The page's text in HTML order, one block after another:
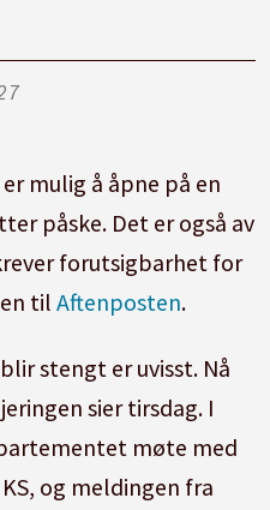
mulig å åpne på en
påske. Det er også av
forutsigbarhet for
tilAftenposten.
stengt er uvisst. Nå
sier tirsdag. I
møte med
og meldingen fra